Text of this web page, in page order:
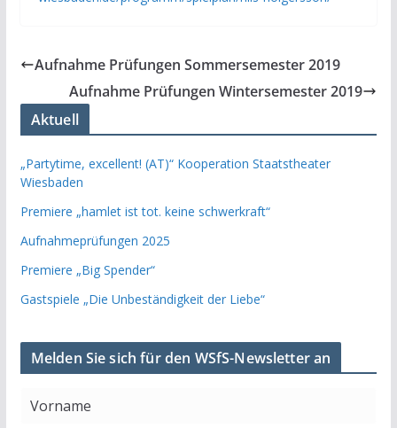
Aufnahme Prüfungen Sommersemester 2019
Aufnahme Prüfungen Wintersemester 2019
Aktuell
„Partytime, excellent! (AT)“ Kooperation Staatstheater
Wiesbaden
Premiere „hamlet ist tot. keine schwerkraft“
Aufnahmeprüfungen 2025
Premiere „Big Spender“
Gastspiele „Die Unbeständigkeit der Liebe“
Melden Sie sich für den WSfS-Newsletter an